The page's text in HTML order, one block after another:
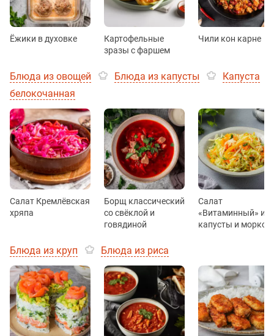
Ёжики в духовке
Картофельные
зразы с фаршем
Чили кон карне
Блюда из овощей Блюда из капусты
Капуста
белокочанная
Салат Кремлёвская
хряпа
Борщ классический
со свёклой и
говядиной
Салат
«Витаминный» из
капусты и
Блюда из круп Блюда из риса